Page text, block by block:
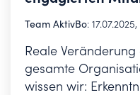
Team AktivBo:
Reale
gesamte
wissen wir: